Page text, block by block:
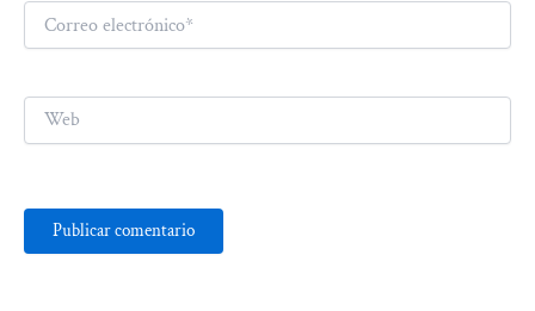
Correo
electrónico*
Web